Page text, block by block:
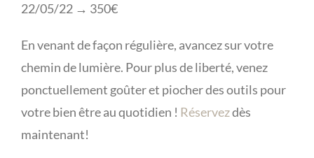
22/05/22 → 350€
En venant de façon régulière, avancez sur votre
chemin de lumière. Pour plus de liberté, venez
ponctuellement goûter et piocher des outils pour
votre bien être au quotidien ! Réservezdès
maintenant!